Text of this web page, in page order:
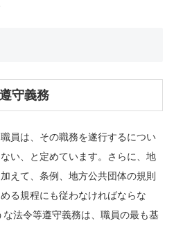
守義務
員は、その職務を遂行するについ
い、と定めています。さらに、地
えて、条例、地方公共団体の規則
る規程にも従わなければならな
法令等遵守義務は、職員の最も基